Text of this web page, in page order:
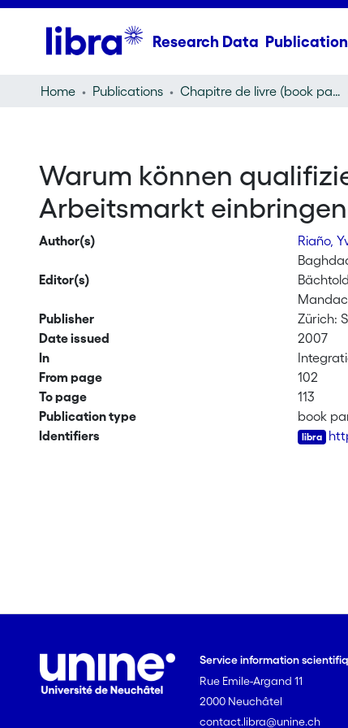
Research Data
Home Publications Chapitre de livre (book part)
Warum können
Arbeitsmarkt einbringen
Author(s) Riaño,
Editor(s)
Publisher
Zürich:
Date issued
2007
In
From page
102
To page
113
Publication type
book
Identifiers
Service information
Rue Emile-Argand 11
2000 Neuchâtel
contact.libra@unine.ch